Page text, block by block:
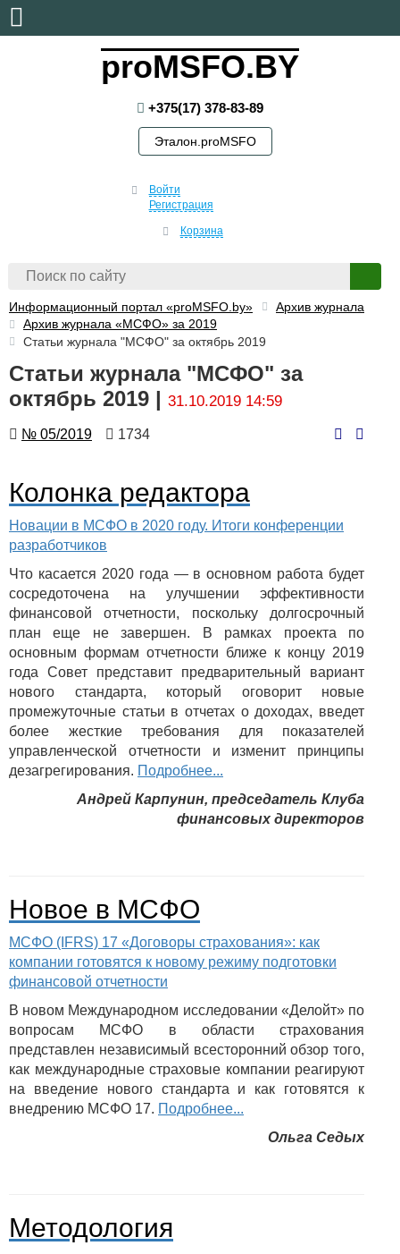
proMSFO.BY
+375(17) 378-83-89
Эталон.proMSFO
Войти
Регистрация
Корзина
Информационный портал «proMSFO.by»
Архив журнала
Архив журнала «МСФО» за 2019
Статьи журнала "МСФО" за октябрь 2019
Статьи журнала "МСФО" за
октябрь 2019 | 31.10.2019 14:59
Номер
№ 05/2019
Количество
1734
Колонка редактора
Новации в МСФО в 2020 году. Итоги конференции
разработчиков
Что касается 2020 года — в основном работа будет
сосредоточена на улучшении эффективности
финансовой отчетности, поскольку долгосрочный
план еще не завершен. В рамках проекта по
основным формам отчетности ближе к концу 2019
года Совет представит предварительный вариант
нового стандарта, который оговорит новые
промежуточные статьи в отчетах о доходах, введет
более жесткие требования для показателей
управленческой отчетности и изменит принципы
дезагрегирования. Подробнее...
Андрей Карпунин, председатель Клуба
финансовых директоров
Новое в МСФО
МСФО (IFRS) 17 «Договоры страхования»: как
компании готовятся к новому режиму подготовки
финансовой отчетности
В новом Международном исследовании «Делойт» по
вопросам МСФО в области страхования
представлен независимый всесторонний обзор того,
как международные страховые компании реагируют
на введение нового стандарта и как готовятся к
внедрению МСФО 17. Подробнее...
Ольга Седых
Методология